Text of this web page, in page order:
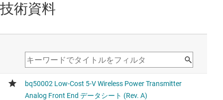
技術資料